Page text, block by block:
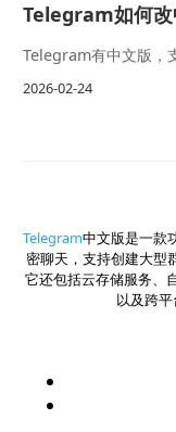
Telegram如何改
Telegram有中文版，
2026-02-24
Telegram中文版是一款
密聊天，支持创建大型
它还包括云存储服务、
以及跨